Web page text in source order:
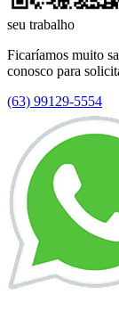
seu trabalho
Ficaríamos muito
conosco para
(63) 99129-5554